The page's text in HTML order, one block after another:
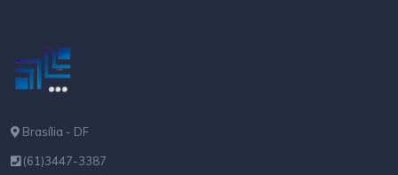
Brasília - DF
(61)3447-3387